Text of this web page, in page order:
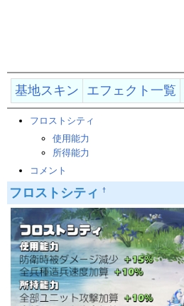
基地スキン エフェクト一覧
フロストシティ
使用能力
所得能力
コメント
フロストシティ †